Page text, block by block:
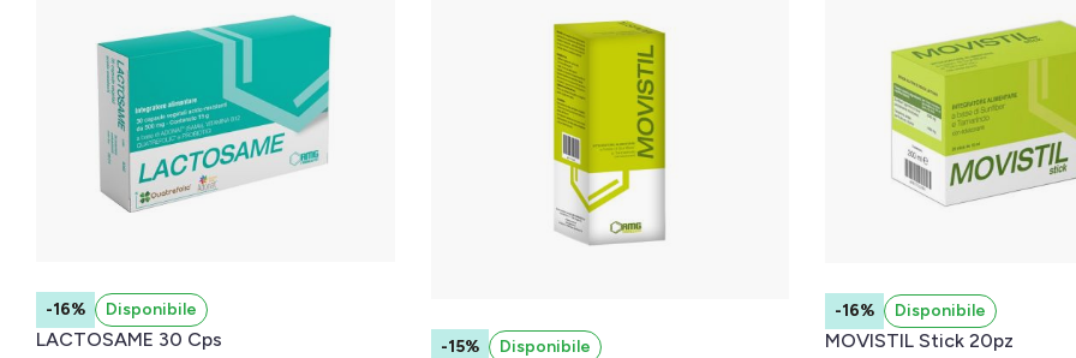
-16% Disponibile
LACTOSAME 30 Cps
-15% Disponibile
-16% Disponibile
MOVISTIL Stick 20pz